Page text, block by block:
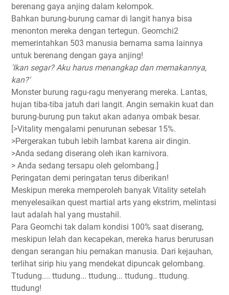
berenang gaya anjing dalam kelompok.
Bahkan burung-burung camar di langit hanya bisa
menonton mereka dengan tertegun. Geomchi2
memerintahkan 503 manusia bernama sama lainnya
untuk berenang dengan gaya anjing!
'Ikan segar? Aku harus menangkap dan memakannya,
kan?'
Monster burung ragu-ragu menyerang mereka. Lantas,
hujan tiba-tiba jatuh dari langit. Angin semakin kuat dan
burung-burung pun takut akan adanya ombak besar.
[>Vitality mengalami penurunan sebesar 15%.
>Pergerakan tubuh lebih lambat karena air dingin.
>Anda sedang diserang oleh ikan karnivora.
> Anda sedang tersapu oleh gelombang.]
Peringatan demi peringatan terus diberikan!
Meskipun mereka memperoleh banyak Vitality setelah
menyelesaikan quest martial arts yang ekstrim, melintasi
laut adalah hal yang mustahil.
Para Geomchi tak dalam kondisi 100% saat diserang,
meskipun lelah dan kecapekan, mereka harus berurusan
dengan serangan hiu pemakan manusia. Dari kejauhan,
terlihat sirip hiu yang mendekat dipuncak gelombang.
Ttudung.... ttudung... ttudung... ttudung.. ttudung.
ttudung!